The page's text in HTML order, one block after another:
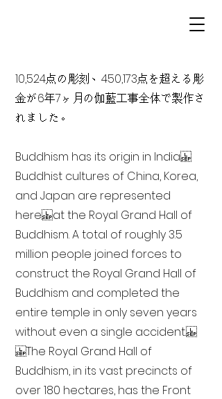
10,524点の彫刻、450,173点を超える彫
金が6年7ヶ月の伽藍工事全体で製作さ
れました。
Buddhism has its origin in India
Buddhist cultures of China, Korea,
and Japan are represented
here at the Royal Grand Hall of
Buddhism. A total of roughly 3.5
million people joined forces to
construct the Royal Grand Hall of
Buddhism and completed the
entire temple in only seven years
without even a single accident.
The Royal Grand Hall of
Buddhism, in its vast precincts of
over 180 hectares, has the Front